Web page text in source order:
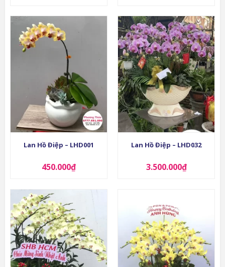
Lan Hồ Điệp – LHD001
450.000₫
Lan Hồ Điệp – LHD032
3.500.000₫